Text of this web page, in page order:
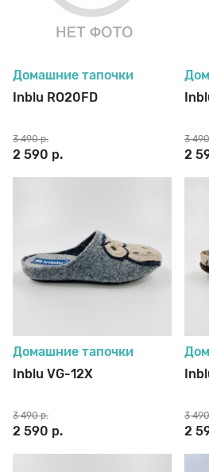
Домашние тапочки
Inblu RO20FD
2 590 р.
3 490 р.
2
3
Домашние тапочки
Inblu VG-12X
2 590 р.
3 490 р.
2
3